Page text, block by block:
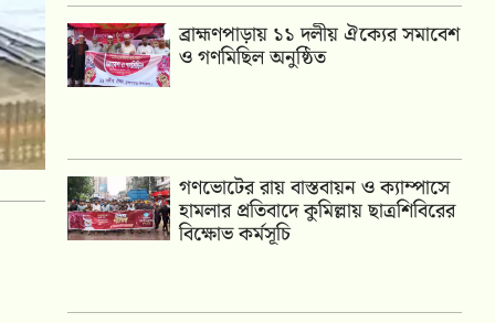
‎ব্রাহ্মণপাড়ায় ১১ দলীয় ঐক্যের সমাবেশ
ও গণমিছিল অনুষ্ঠিত
গণভোটের রায় বাস্তবায়ন ও ক্যাম্পাসে
হামলার প্রতিবাদে কুমিল্লায় ছাত্রশিবিরের
বিক্ষোভ কর্মসূচি